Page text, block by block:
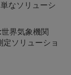
なソリューシ
:世界気象機関
定ソリューショ